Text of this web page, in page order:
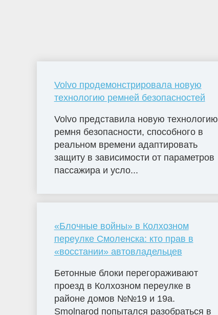
Volvo продемонстрировала новую
технологию ремней безопасностей
Volvo представила новую технологию
ремня безопасности, способного в
реальном времени адаптировать
защиту в зависимости от параметров
пассажира и усло...
«Блочные войны» в Колхозном
переулке Смоленска: кто прав в
«восстании» автовладельцев
Бетонные блоки перегораживают
проезд в Колхозном переулке в
районе домов №№19 и 19а.
Smolnarod попытался разобраться в